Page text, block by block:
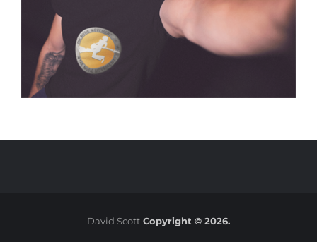
David ScottCopyright © 2026.